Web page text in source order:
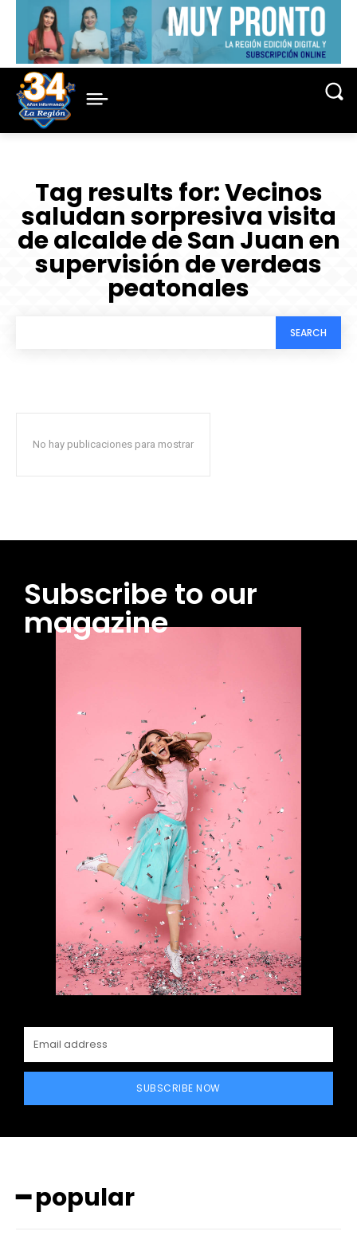
Tag results for:Vecinos
saludan sorpresiva visita
de alcalde de San Juan en
supervisión de verdeas
peatonales
SEARCH
No hay publicaciones para mostrar
Subscribe to our
magazine
SUBSCRIBE NOW
━ popular